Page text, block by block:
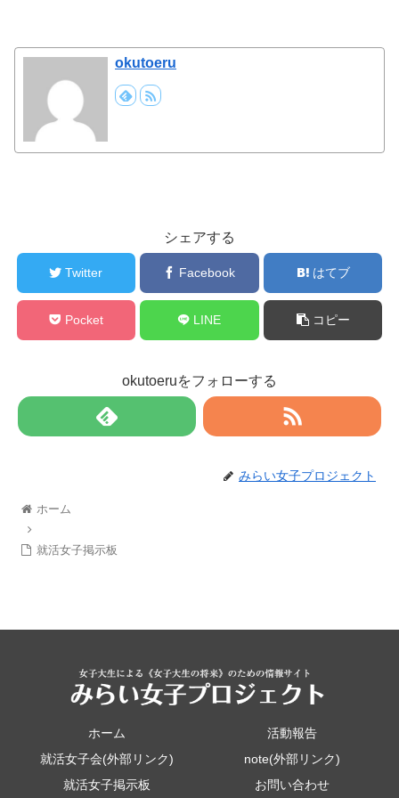
okutoeru
シェアする
Twitter Facebook はてブ
Pocket LINE コピー
okutoeruをフォローする
みらい女子プロジェクト
ホーム
就活女子掲示板
ホーム
活動報告
就活女子会(外部リンク)
note(外部リンク)
就活女子掲示板
お問い合わせ